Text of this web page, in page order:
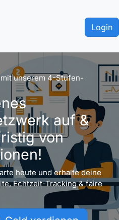
Login
unserem 4-Stufen-
auf &
von
heute und erhalte deine
Echtzeit-Tracking & faire